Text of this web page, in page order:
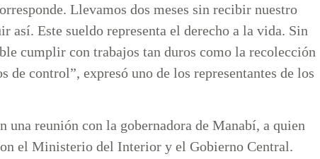
Llevamos dos meses sin recibir nuestro
así. Este sueldo representa el derecho a la vida. Sin
cumplir con trabajos tan duros como la recolección
de control”, expresó uno de los representantes de los
reunión con la gobernadora de Manabí, a quien
el Ministerio del Interior y el Gobierno Central.